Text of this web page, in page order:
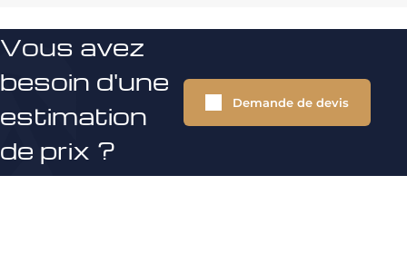
Vous avez
besoin d'une
estimation
de prix ?
Demande de devis